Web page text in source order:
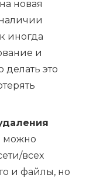
новая
иногда
и
делать это
можно
всех
и файлы, но